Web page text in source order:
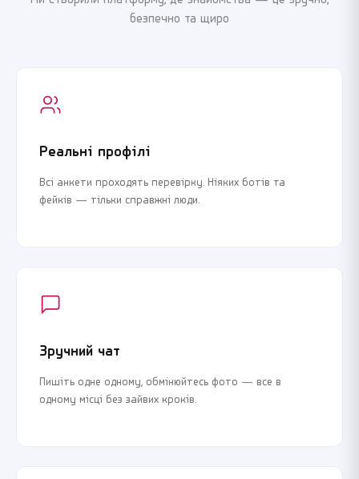
безпечно та щиро
Реальні профілі
Всі анкети проходять перевірку. Ніяких ботів та
фейків — тільки справжні люди.
Зручний чат
Пишіть одне одному, обмінюйтесь фото — все в
одному місці без зайвих кроків.